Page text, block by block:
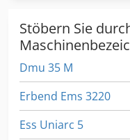
Stöbern Sie
Dmu 35 M
Erbend Ems 3220
Ess Uniarc 5